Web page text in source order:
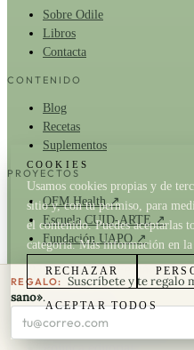
Sobre Odile
Libros
Contacta
CONTENIDO
Blog
Recetas
Suplementos
PROYECTOS
OFM Health ↗
Escuela CUID-ARTE ↗
Fundación UAPO ↗
© 2026 Dra. Odile Fernández
Aviso Legal
Política de Privacidad
COOKIES
Usamos cookies propias y de
sitio y, con tu permiso, para
el contenido. Puedes aceptarlas
categoría. Más información en la
RECHAZAR
ACEPTAR TODOS
REGALO: Suscríbete y te regalo
sano».
Tu correo electrónico